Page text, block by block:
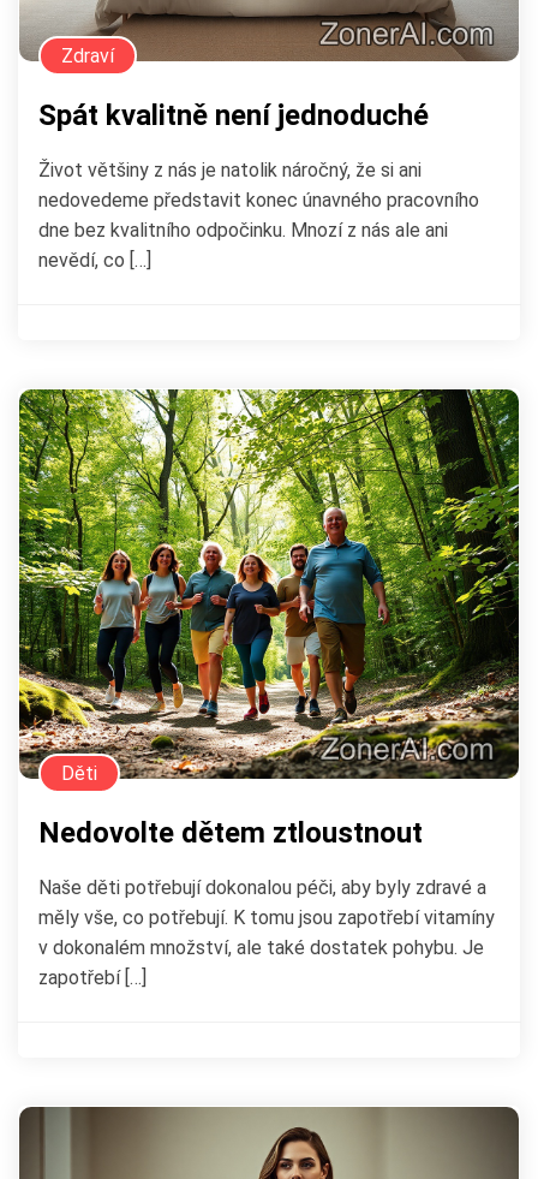
Zdraví
Spát kvalitně není jednoduché
Život většiny z nás je natolik náročný, že si ani
nedovedeme představit konec únavného pracovního
dne bez kvalitního odpočinku. Mnozí z nás ale ani
nevědí, co […]
Děti
Nedovolte dětem ztloustnout
Naše děti potřebují dokonalou péči, aby byly zdravé a
měly vše, co potřebují. K tomu jsou zapotřebí vitamíny
v dokonalém množství, ale také dostatek pohybu. Je
zapotřebí […]